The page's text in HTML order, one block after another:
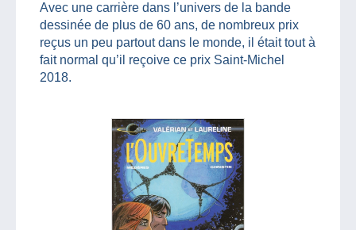
Avec une carrière dans l’univers de la bande
dessinée de plus de 60 ans, de nombreux prix
reçus un peu partout dans le monde, il était tout à
fait normal qu’il reçoive ce prix Saint-Michel
2018.